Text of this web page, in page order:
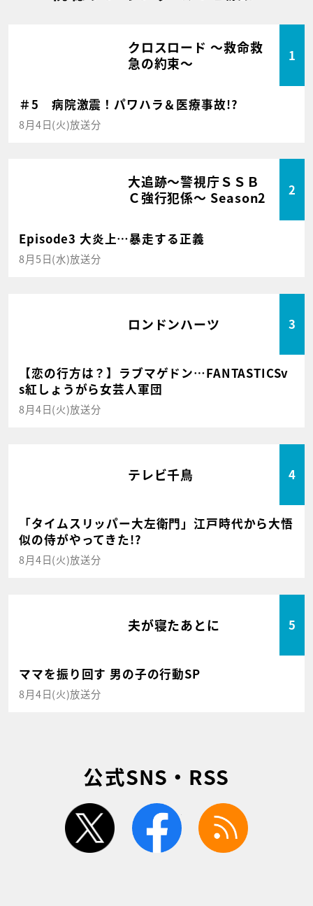
クロスロード ～救命救
急の約束～
1
＃5 病院激震！パワハラ＆医療事故!?
8月4日(火)放送分
大追跡～警視庁ＳＳＢ
Ｃ強行犯係～ Season2
2
Episode3 大炎上…暴走する正義
8月5日(水)放送分
ロンドンハーツ 3
【恋の行方は？】ラブマゲドン…FANTASTICSv
s紅しょうがら女芸人軍団
8月4日(火)放送分
テレビ千鳥 4
「タイムスリッパー大左衛門」江戸時代から大悟
似の侍がやってきた!?
8月4日(火)放送分
夫が寝たあとに 5
ママを振り回す 男の子の行動SP
8月4日(火)放送分
公式SNS・RSS
twitter facebook